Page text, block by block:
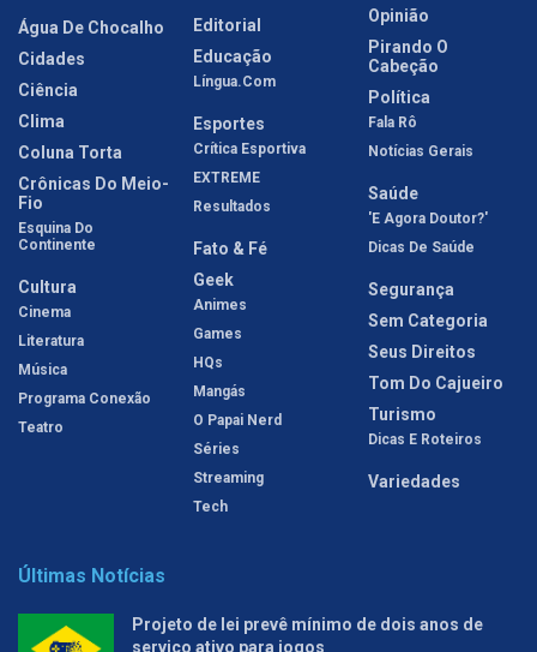
Água De Chocalho
Cidades
Ciência
Clima
Coluna Torta
Crônicas Do Meio-
Fio
Esquina Do
Continente
Cultura
Cinema
Literatura
Música
Programa Conexão
Teatro
Editorial
Educação
Língua.com
Esportes
Crítica Esportiva
EXTREME
Resultados
Fato & Fé
Geek
Animes
Games
HQs
Mangás
O Papai Nerd
Séries
Streaming
Tech
Opinião
Pirando O
Cabeção
Política
Fala Rô
Notícias Gerais
Saúde
'E Agora Doutor?'
Dicas De Saúde
Segurança
Sem Categoria
Seus Direitos
Tom Do Cajueiro
Turismo
Dicas E Roteiros
Variedades
Últimas Notícias
Projeto de lei prevê mínimo de dois anos de
serviço ativo para jogos